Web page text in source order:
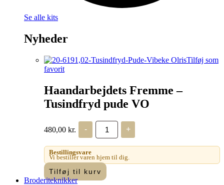
Se alle kits
Nyheder
Tilføj som
favorit
Haandarbejdets Fremme –
Tusindfryd pude VO
480,00 kr. -
Haandarbejdets
Fremme
-
Tusindfryd
pude
VO
antal
+
Bestillingsvare
Vi bestiller varen hjem til dig.
Tilføj til kurv
Broderiteknikker